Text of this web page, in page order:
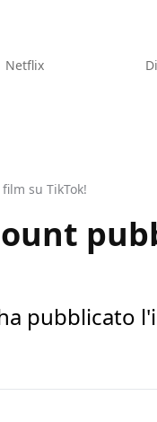
Netflix
su TikTok!
pubblicato